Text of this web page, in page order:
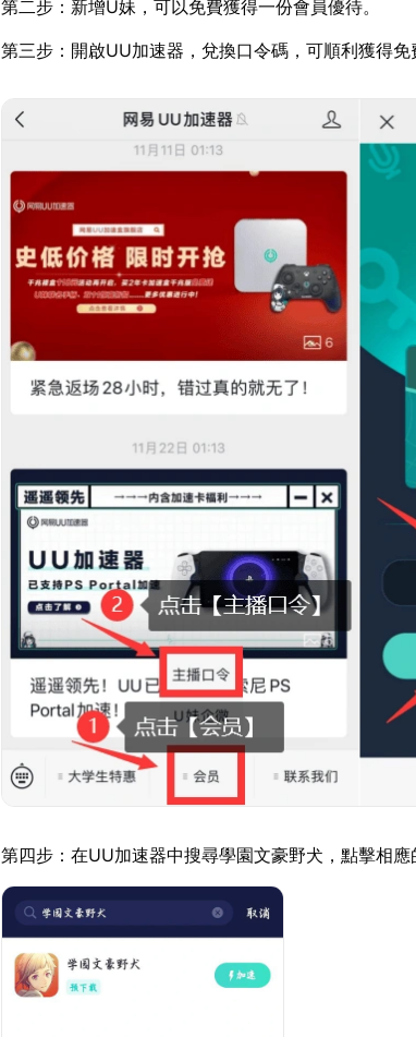
第二步：新增U妹，可以免費獲得一份會員優待。
第三步：開啟UU加速器，兌換口令碼，可順利獲得免
第四步：在UU加速器中搜尋學園文豪野犬，點擊相